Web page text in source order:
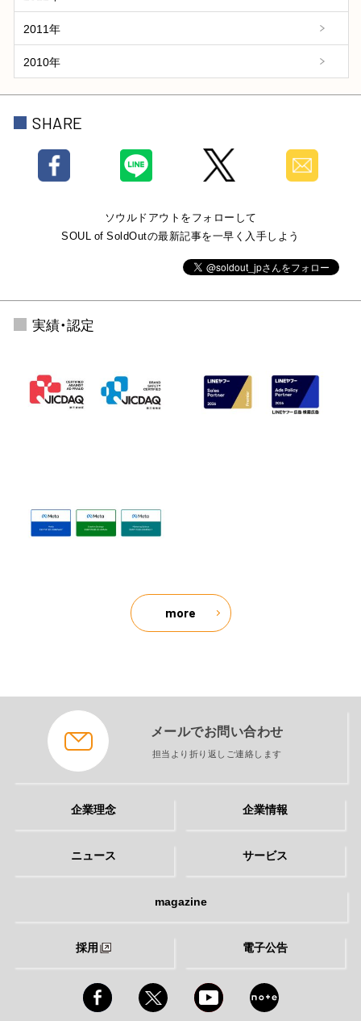
2011年
2010年
SHARE
ソウルドアウトをフォローして
SOUL of SoldOutの最新記事を一早く入手しよう
実績・認定
more
メールでお問い合わせ
担当より折り返しご連絡します
企業理念 企業情報
ニュース サービス
magazine
採用 電子公告